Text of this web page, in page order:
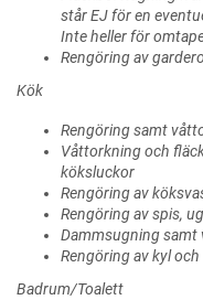
står EJ för en
Inte heller för
Rengöring av
Kök
Rengöring samt
Våttorkning och
köksluckor
Rengöring av
Rengöring av spis,
Dammsugning samt
Rengöring av kyl
Badrum/Toalett